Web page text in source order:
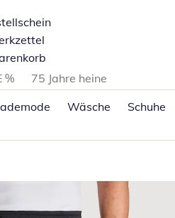
%
75 Jahre heine
Wäsche Schuhe